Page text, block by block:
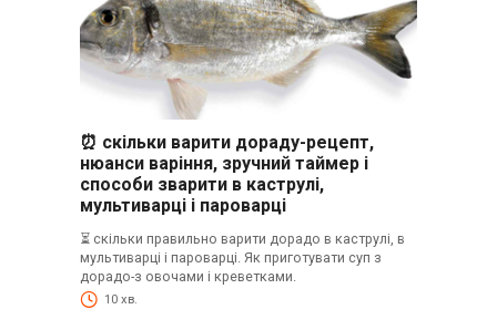
⏰ скільки варити дораду-рецепт,
нюанси варіння, зручний таймер і
способи зварити в каструлі,
мультиварці і пароварці
⏳ скільки правильно варити дорадо в каструлі, в
мультиварці і пароварці. Як приготувати суп з
дорадо-з овочами і креветками.
10 хв.